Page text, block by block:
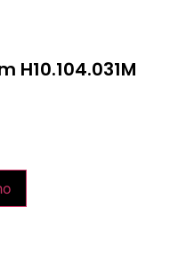
H10.104.031M